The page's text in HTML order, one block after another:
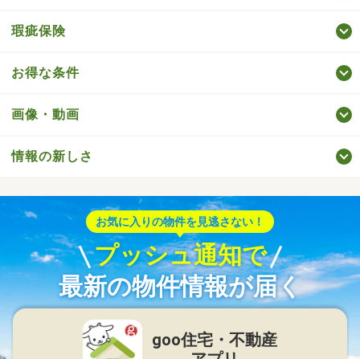
瑕疵保険
お得な条件
画像・動画
情報の新しさ
お気に入りの物件を見逃さない！
プッシュ通知で
最新の物件情報が届く
goo住宅・不動産